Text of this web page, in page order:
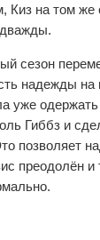
Киз на том же
сезон
надежды на
уже
Гиббз и
позволяет
преодолён и